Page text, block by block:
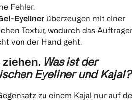
Fehler.
Eyeliner überzeugen mit einer
Textur, wodurch das
von der Hand geht.
ziehen. Was ist der
Eyeliner und Kajal?
zu einem Kajal nur auf